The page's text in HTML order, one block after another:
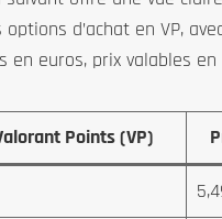
d’achat en VP,
en euros, prix valables en
Points (VP)